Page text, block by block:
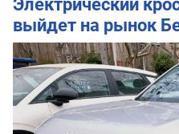
Электрический
выйдет на рынок